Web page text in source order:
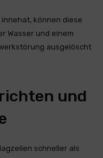
können diese
Wasser und einem
ausgelöscht
und
schneller als